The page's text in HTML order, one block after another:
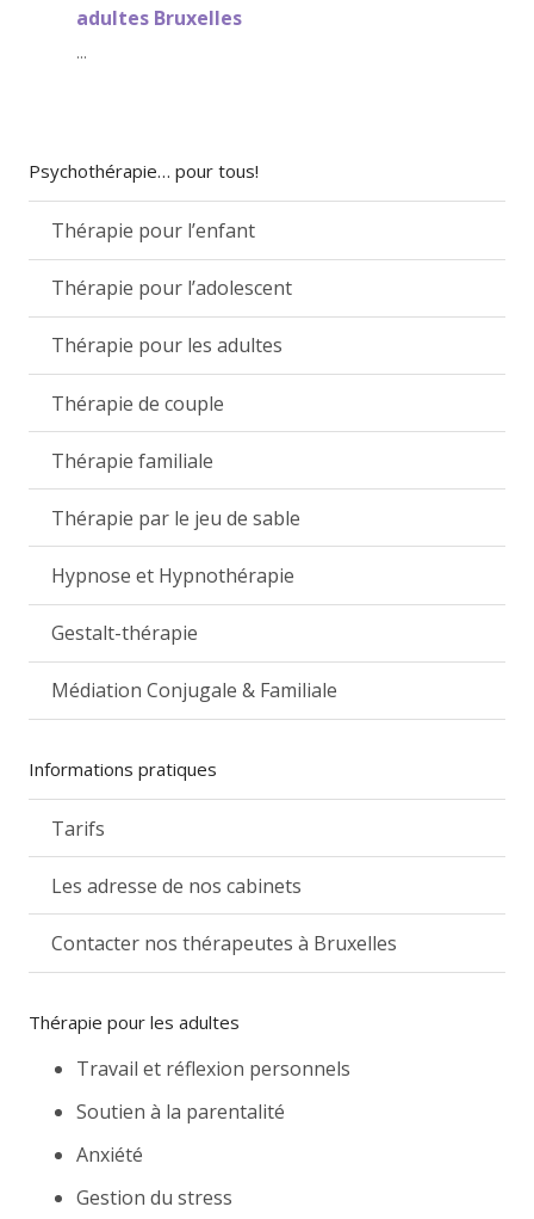
adultes Bruxelles
...
Psychothérapie… pour tous!
Thérapie pour l’enfant
Thérapie pour l’adolescent
Thérapie pour les adultes
Thérapie de couple
Thérapie familiale
Thérapie par le jeu de sable
Hypnose et Hypnothérapie
Gestalt-thérapie
Médiation Conjugale & Familiale
Informations pratiques
Tarifs
Les adresse de nos cabinets
Contacter nos thérapeutes à Bruxelles
Thérapie pour les adultes
Travail et réflexion personnels
Soutien à la parentalité
Anxiété
Gestion du stress